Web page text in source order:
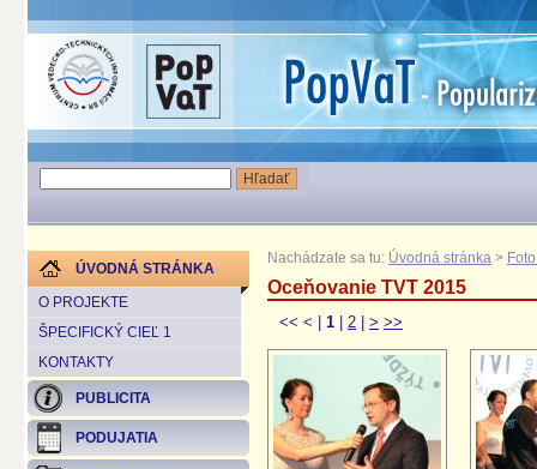
ÚVODNÁ STRÁNKA
O PROJEKTE
ŠPECIFICKÝ CIEĽ 1
KONTAKTY
PUBLICITA
PODUJATIA
Nachádzate sa tu: Úvodná stránka >
Oceňovanie TVT 2015
<< < 1 2 > >>